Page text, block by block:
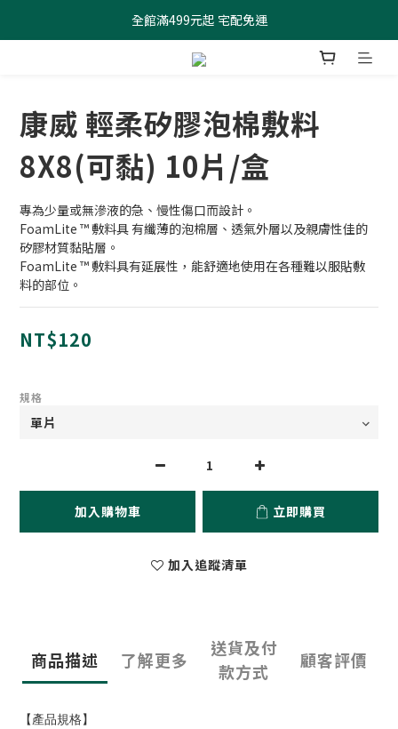
全館滿499元起 宅配免運
全館滿499元起 宅配免運
加入會員 $100元購物金現領現折
康威 輕柔矽膠泡棉敷料
8X8(可黏) 10片/盒
專為少量或無滲液的急、慢性傷口而設計。
FoamLite ™ 敷料具 有纖薄的泡棉層、透氣外層以及親膚性佳的
矽膠材質黏貼層。
FoamLite ™ 敷料具有延展性，能舒適地使用在各種難以服貼敷
料的部位。
NT$120
規格
加入購物車 立即購買
加入追蹤清單
商品描述 了解更多
送貨及付
款方式
顧客評價
【產品規格】